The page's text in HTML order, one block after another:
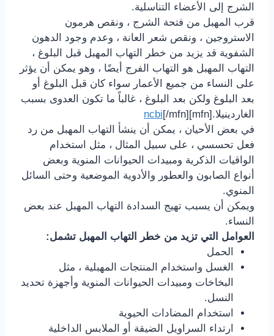
الشرج إلى الأعضاء التناسلية.
قرب المهبل من فتحة الشرج ، ونقص هرمون
الاستروجين ، ونقص شعر العانة ، وعدم وجود الدهون
الشفوية قد يزيد من خطر التهاب المهبل قبل البلوغ ،
التهاب المهبل هو التهاب الفرج أيضًا ، وهو يمكن أن يؤثر
على النساء من جميع الأعمار سواء كان قبل البلوغ أو
بعد البلوغ ولكن بعد البلوغ ، غالباً ما تكون العدوى بسبب
الغاردينيلا.[mfn]
ncbi[/mfn]
في بعض الأحيان ، يمكن أن ينشأ التهاب المهبل من رد
فعل تحسسي ، على سبيل المثال ، مثل استخدام
الواقيات الذكرية ومبيدات الحيوانات المنوية وبعض
أنواع الصابون والعطور والأدوية الموضعية وحتى السائل
المنوي.
ويمكن أن يسبب تهيج السدادة التهاب المهبل عند بعض
النساء.
العوامل التي تزيد من خطر التهاب المهبل تشمل:
الحمل
الغسل واستخدام المنتجات المهبلية ، مثل
البخاخات ومبيدات الحيوانات المنوية وأجهزة تحديد
النسل.
استخدام المضادات الحيوية
ارتداء السراويل الضيقة أو الملابس الداخلية